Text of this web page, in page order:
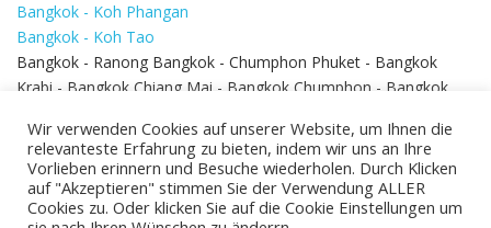
Bangkok - Koh Phangan
Bangkok - Koh Tao
Bangkok - Ranong Bangkok - Chumphon Phuket - Bangkok
Krabi - Bangkok Chiang Mai - Bangkok Chumphon - Bangkok
Bangkok - Hua Hin
Wir verwenden Cookies auf unserer Website, um Ihnen die
relevanteste Erfahrung zu bieten, indem wir uns an Ihre
Vorlieben erinnern und Besuche wiederholen. Durch Klicken
auf "Akzeptieren" stimmen Sie der Verwendung ALLER
Cookies zu. Oder klicken Sie auf die Cookie Einstellungen um